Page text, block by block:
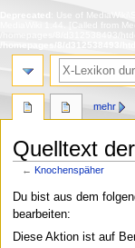
Deprecated : Use of
MediaWiki 1.44. [Called from
/homepages/8/d312538493/
/homepages/8/d312538493/
Quelltext
←Knochenspäher
Zur
Navigation
springen
Zur
Suche
springen
Du bist aus dem
bearbeiten:
Diese Aktion ist auf
mehr
Suche